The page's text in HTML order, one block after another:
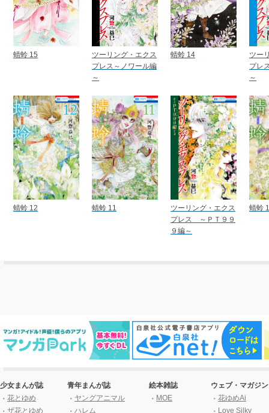
蜻蛉 15
ツーリング・エクス
プレス～ノワール編
～
蜻蛉 14
ツー
プレ
～
蜻蛉 12 蜻蛉 11
ツーリング・エクス
プレス ～ＰＴ９９
９編～
蜻蛉
少女まんが誌
花とゆめ
ザ花とゆめ
青年まんが誌
ヤングアニマル
ハレム
絵本雑誌
MOE
ウェブ・マガジン
花ゆめAi
Love Silky